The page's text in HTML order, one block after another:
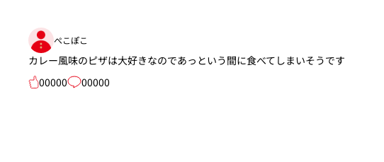
ぺこぽこ
カレー風味のピザは大好きなのであっという間に食べてしまいそうです
00000
00000